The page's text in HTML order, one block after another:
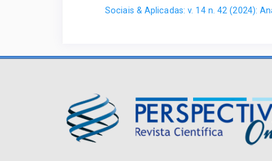
Sociais & Aplicadas: v. 14 n. 42 (2024):